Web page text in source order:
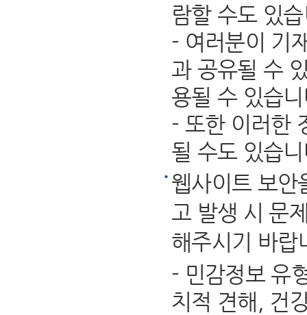
람할 수도 있
- 여러분이 기
과 공유될 수
용될 수 있습
- 또한 이러한
될 수도 있습
웹사이트 보안
고 발생 시 문
해주시기 바랍
- 민감정보 유
치적 견해, 건